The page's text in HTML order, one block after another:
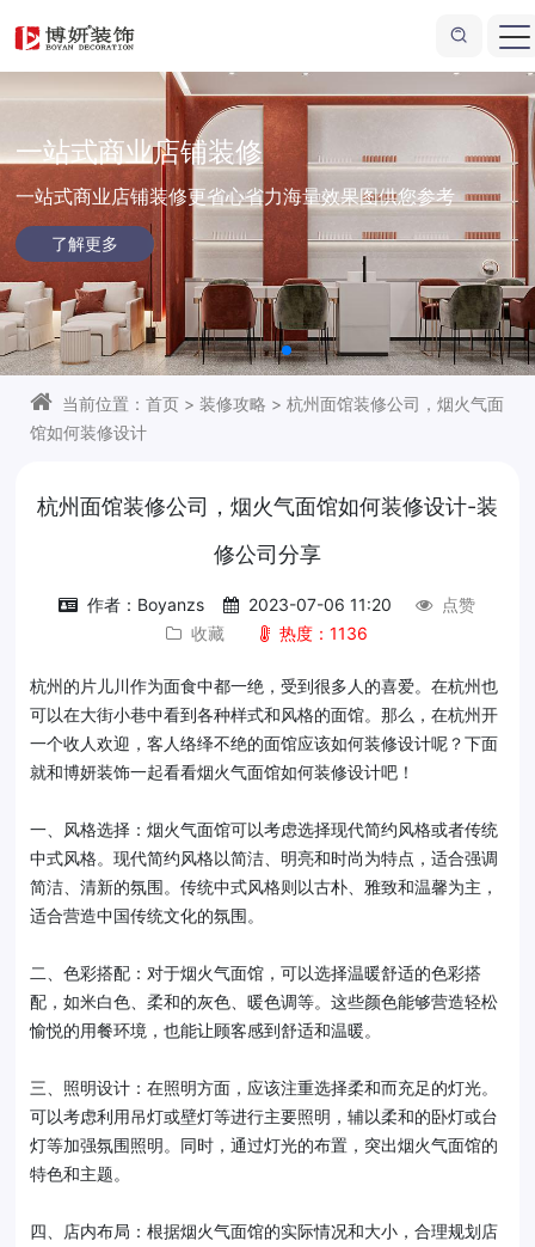
一站式商业店铺装修
一站式商业店铺装修更省心省力海量效果图供您参考
了解更多
当前位置：首页 > 装修攻略 >杭州面馆装修公司，烟火气面
馆如何装修设计
杭州面馆装修公司，烟火气面馆如何装修设计-装
修公司分享
作者：Boyanzs 2023-07-06 11:20
点赞
收藏
热度：1136
杭州的片儿川作为面食中都一绝，受到很多人的喜爱。在杭州也
可以在大街小巷中看到各种样式和风格的面馆。那么，在杭州开
一个收人欢迎，客人络绎不绝的面馆应该如何装修设计呢？下面
就和博妍装饰一起看看烟火气面馆如何装修设计吧！
一、风格选择：烟火气面馆可以考虑选择现代简约风格或者传统
中式风格。现代简约风格以简洁、明亮和时尚为特点，适合强调
简洁、清新的氛围。传统中式风格则以古朴、雅致和温馨为主，
适合营造中国传统文化的氛围。
二、色彩搭配：对于烟火气面馆，可以选择温暖舒适的色彩搭
配，如米白色、柔和的灰色、暖色调等。这些颜色能够营造轻松
愉悦的用餐环境，也能让顾客感到舒适和温暖。
三、照明设计：在照明方面，应该注重选择柔和而充足的灯光。
可以考虑利用吊灯或壁灯等进行主要照明，辅以柔和的卧灯或台
灯等加强氛围照明。同时，通过灯光的布置，突出烟火气面馆的
特色和主题。
四、店内布局：根据烟火气面馆的实际情况和大小，合理规划店